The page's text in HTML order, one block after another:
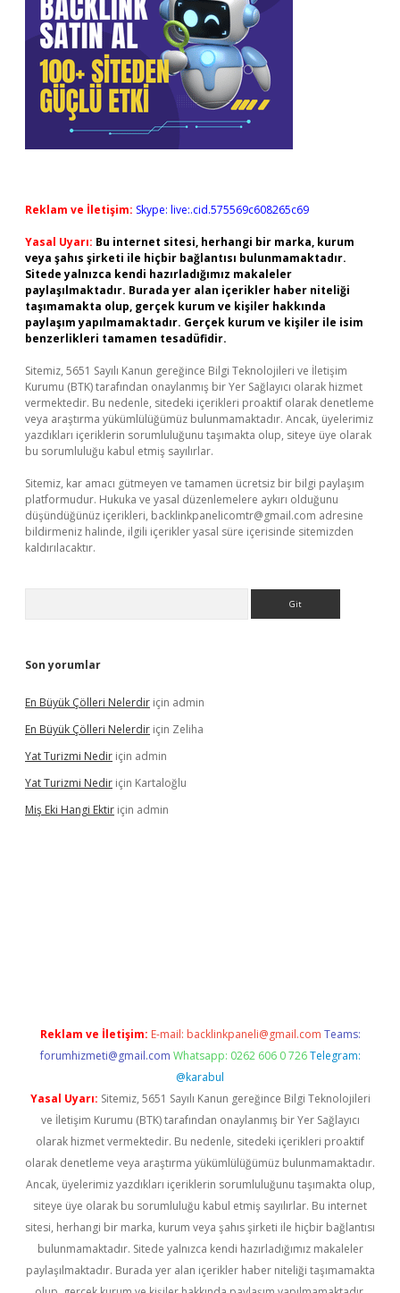
Reklam ve İletişim: Skype: live:.cid.575569c608265c69
Yasal Uyarı: Bu internet sitesi, herhangi bir marka, kurum
veya şahıs şirketi ile hiçbir bağlantısı bulunmamaktadır.
Sitede yalnızca kendi hazırladığımız makaleler
paylaşılmaktadır. Burada yer alan içerikler haber niteliği
taşımamakta olup, gerçek kurum ve kişiler hakkında
paylaşım yapılmamaktadır. Gerçek kurum ve kişiler ile isim
benzerlikleri tamamen tesadüfidir.
Sitemiz, 5651 Sayılı Kanun gereğince Bilgi Teknolojileri ve İletişim
Kurumu (BTK) tarafından onaylanmış bir Yer Sağlayıcı olarak hizmet
vermektedir. Bu nedenle, sitedeki içerikleri proaktif olarak denetleme
veya araştırma yükümlülüğümüz bulunmamaktadır. Ancak, üyelerimiz
yazdıkları içeriklerin sorumluluğunu taşımakta olup, siteye üye olarak
bu sorumluluğu kabul etmiş sayılırlar.
Sitemiz, kar amacı gütmeyen ve tamamen ücretsiz bir bilgi paylaşım
platformudur. Hukuka ve yasal düzenlemelere aykırı olduğunu
düşündüğünüz içerikleri, backlinkpanelicomtr@gmail.com adresine
bildirmeniz halinde, ilgili içerikler yasal süre içerisinde sitemizden
kaldırılacaktır.
Son yorumlar
En Büyük Çölleri Nelerdir için admin
En Büyük Çölleri Nelerdir için Zeliha
Yat Turizmi Nedir için admin
Yat Turizmi Nedir için Kartaloğlu
Miş Eki Hangi Ektir için admin
Reklam ve İletişim: E-mail: backlinkpaneli@gmail.com Teams:
forumhizmeti@gmail.com Whatsapp: 0262 606 0 726 Telegram:
@karabul
Yasal Uyarı: Sitemiz, 5651 Sayılı Kanun gereğince Bilgi Teknolojileri
ve İletişim Kurumu (BTK) tarafından onaylanmış bir Yer Sağlayıcı
olarak hizmet vermektedir. Bu nedenle, sitedeki içerikleri proaktif
olarak denetleme veya araştırma yükümlülüğümüz bulunmamaktadır.
Ancak, üyelerimiz yazdıkları içeriklerin sorumluluğunu taşımakta olup,
siteye üye olarak bu sorumluluğu kabul etmiş sayılırlar. Bu internet
sitesi, herhangi bir marka, kurum veya şahıs şirketi ile hiçbir bağlantısı
bulunmamaktadır. Sitede yalnızca kendi hazırladığımız makaleler
paylaşılmaktadır. Burada yer alan içerikler haber niteliği taşımamakta